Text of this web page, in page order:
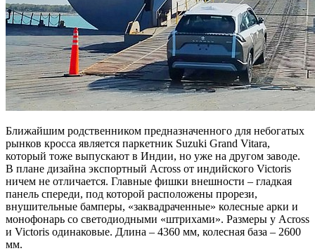
Ближайшим родственником предназначенного для небогатых
рынков кросса является паркетник Suzuki Grand Vitara,
который тоже выпускают в Индии, но уже на другом заводе.
В плане дизайна экспортный Across от индийского Victoris
ничем не отличается. Главные фишки внешности – гладкая
панель спереди, под которой расположены прорези,
внушительные бамперы, «заквадраченные» колесные арки и
монофонарь со светодиодными «штрихами». Размеры у Across
и Victoris одинаковые. Длина – 4360 мм, колесная база – 2600
мм.